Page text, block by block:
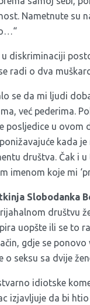
Nametnute su
u diskriminaciji
radi o dva
se da mi ljudi
već pederima.
posljedice u ovom
kada
društva. Čak i
imenom koje mi
Slobodanka
društvu
uopšte ili se to
gdje se ponovo
o seksu sa dvije
idiotske
izjavljuje da bi